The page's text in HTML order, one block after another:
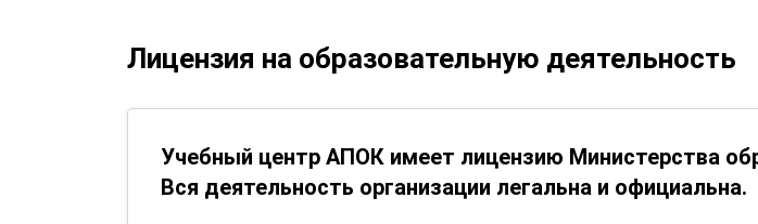
Лицензия на образовательную деятельность
Учебный центр АПОК имеет лицензию Министерства
Вся деятельность организации легальна и официальна.